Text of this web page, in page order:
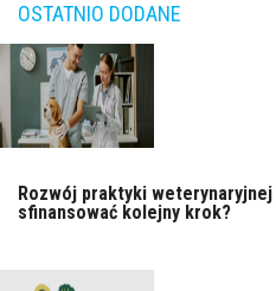
OSTATNIO DODANE
Rozwój praktyki
sfinansować kolejny krok?